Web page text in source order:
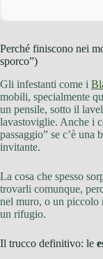
Perché finiscono nei
sporco”)
Gli infestanti come i
mobili, specialmente
un pensile, sotto il
lavastoviglie. Anche i
passaggio” se c’è
invitante.
La cosa che spesso
trovarli comunque,
nel muro, o un piccolo
un rifugio.
Il trucco definitivo: le